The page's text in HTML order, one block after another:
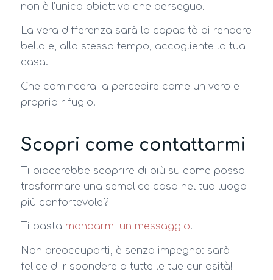
non è l’unico obiettivo che perseguo.
La vera differenza sarà la capacità di rendere
bella e, allo stesso tempo, accogliente la tua
casa.
Che comincerai a percepire come un vero e
proprio rifugio.
Scopri come contattarmi
Ti piacerebbe scoprire di più su come posso
trasformare una semplice casa nel tuo luogo
più confortevole?
Ti basta mandarmi un messaggio!
Non preoccuparti, è senza impegno: sarò
felice di rispondere a tutte le tue curiosità!